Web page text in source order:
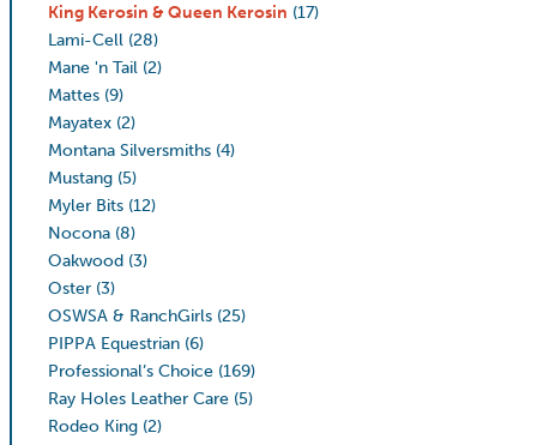
King Kerosin & Queen Kerosin (17)
Lami-Cell (28)
Mane 'n Tail (2)
Mattes (9)
Mayatex (2)
Montana Silversmiths (4)
Mustang (5)
Myler Bits (12)
Nocona (8)
Oakwood (3)
Oster (3)
OSWSA & RanchGirls (25)
PIPPA Equestrian (6)
Professional’s Choice (169)
Ray Holes Leather Care (5)
Rodeo King (2)